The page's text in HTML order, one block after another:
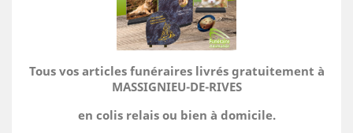
Tous vos articles funéraires livrés gratuitement à
MASSIGNIEU-DE-RIVES
en colis relais ou bien à domicile.